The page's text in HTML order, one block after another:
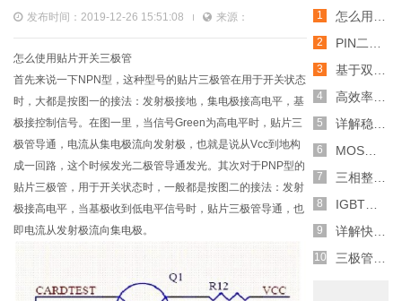
发布时间：2019-12-26 15:51:08 来源：
怎么使用贴片开关三极管
首先来说一下NPN型，这种型号的贴片三极管在用于开关状态
时，大都是按图一的接法：发射极接地，集电极接高电平，基
极接控制信号。在图一里，当信号Green为高电平时，贴片三
极管导通，电流从集电极流向发射极，也就是说从Vcc到地构
成一回路，这个时候发光二极管导通发光。其次对于PNP型的
贴片三极管，用于开关状态时，一般都是按图二的接法：发射
极接高电平，当基极收到低电平信号时，贴片三极管导通，也
即电流从发射极流向集电极。
怎么用TVS二极管提高电路的抗突波能力
PIN二极管的电导调制机制和应用介绍
基于双MOS管的防反灌电路工作原理介绍
高效率整流二极管的特性和应用介绍
详解稳压二极管的关键特性和应用原理
MOS管选型关键因素分析,怎么选择合适的参数
三相整流电路分析,半波整流与全波整流的工作原理
IGBT三相全桥整流电路工作原理介绍
详解快恢复二极管,结构,特性和应用介绍
三极管和MOS管组合式开关电路分析